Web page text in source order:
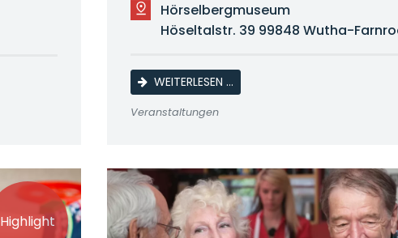
Hörselbergmuseum
Höseltalstr. 39 99848 Wutha-
WEITERLESEN …TAG DES OFFENEN DENKMALS
Veranstaltungen
Highlight